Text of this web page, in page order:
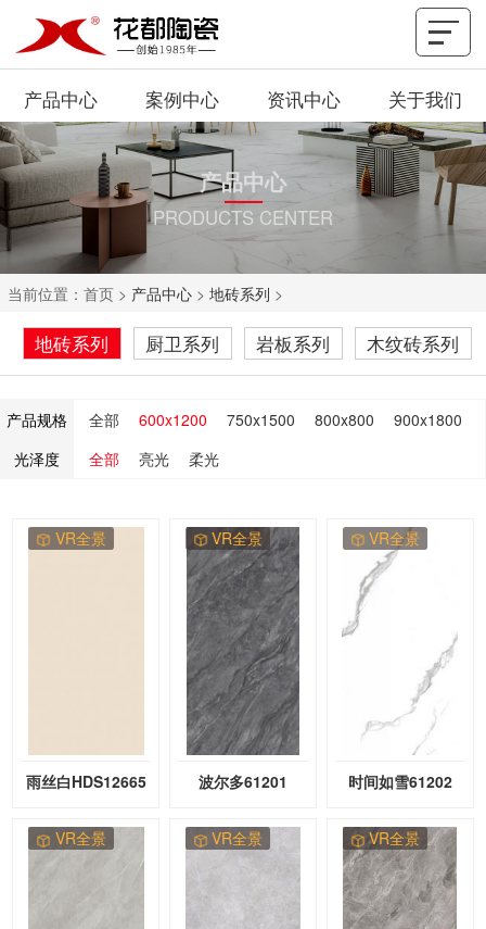
产品中心 案例中心 资讯中心 关于我们
产品中心
PRODUCTS CENTER
当前位置： 首页 > 产品中心 > 地砖系列 >
地砖系列 厨卫系列 岩板系列 木纹砖系列
产品规格 全部 600x1200 750x1500 800x800
900x1800
光泽度
全部 亮光 柔光
VR全景
雨丝白HDS12665
VR全景
波尔多61201
VR全景
时间如雪61202
VR全景 VR全景 VR全景